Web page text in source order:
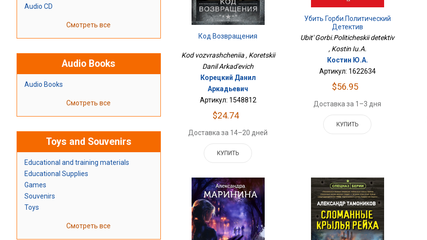
Audio CD
Смотреть все
Audio Books
Audio Books
Смотреть все
Toys and Souvenirs
Educational and training materials
Educational Supplies
Games
Souvenirs
Toys
Смотреть все
Код Возвращения
Kod vozvrashcheniia , Koretskii
Danil Arkad'evich
Корецкий Данил
Аркадьевич
Артикул: 1548812
$24.74
Доставка за 14–20 дней
КУПИТЬ
Убить Горби.Политический
Детектив
Ubit' Gorbi.Politicheskii detektiv
, Kostin Iu.A.
Костин Ю.А.
Артикул: 1622634
$56.95
Доставка за 1–3 дня
КУПИТЬ